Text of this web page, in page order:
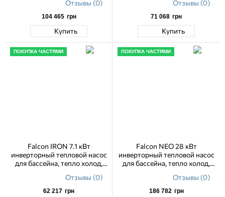
Отзывы (0)
104 465 грн
Купить
Отзывы (0)
71 068 грн
Купить
ПОКУПКА ЧАСТЯМИ
Falcon IRON 7.1 кВт
инверторный тепловой насос
для бассейна, тепло холод,
Отзывы (0)
62 217 грн
ПОКУПКА ЧАСТЯМИ
Falcon NEO 28 кВт
инверторный тепловой насос
для бассейна, тепло холод,
Отзывы (0)
186 782 грн